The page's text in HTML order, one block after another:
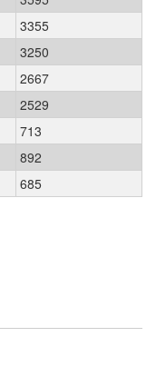
3355
3250
2667
2529
713
892
685